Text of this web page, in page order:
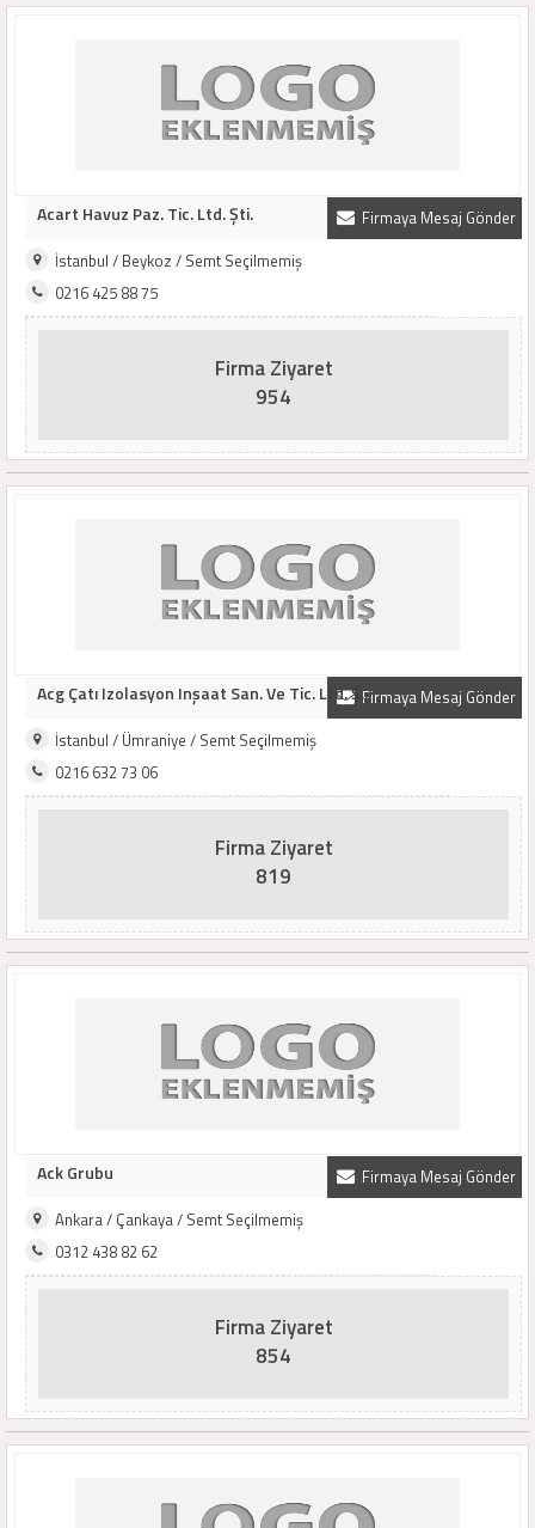
Firmaya Mesaj Gönder
Acart Havuz Paz. Tic. Ltd. Şti.
İstanbul / Beykoz / Semt Seçilmemiş
0216 425 88 75
Firma Ziyaret
954
Firmaya Mesaj Gönder
Acg Çatı Izolasyon Inşaat San. Ve Tic. Ltd. Ş..
İstanbul / Ümraniye / Semt Seçilmemiş
0216 632 73 06
Firma Ziyaret
819
Firmaya Mesaj Gönder
Ack Grubu
Ankara / Çankaya / Semt Seçilmemiş
0312 438 82 62
Firma Ziyaret
854